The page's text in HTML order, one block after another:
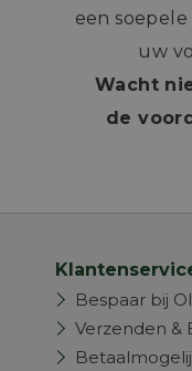
een
uw
Wacht
de
Bespaar bij
Verzenden &